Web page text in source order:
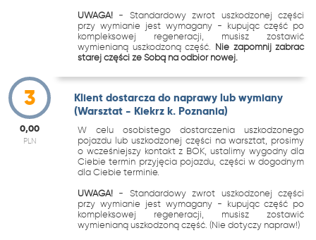
UWAGA! - Standardowy zwrot uszkodzonej części
przy wymianie jest wymagany - kupując część po
kompleksowej regeneracji, musisz zostawić
wymienianą uszkodzoną część. Nie zapomnij zabrać
starej części ze Sobą na odbiór nowej.
3
0,00
PLN
Klient dostarcza do naprawy lub wymiany
(Warsztat - Kiekrz k. Poznania)
W celu osobistego dostarczenia uszkodzonego
pojazdu lub uszkodzonej części na warsztat, prosimy
o wcześniejszy kontakt z BOK, ustalimy wygodny dla
Ciebie termin przyjęcia pojazdu, części w dogodnym
dla Ciebie terminie.
UWAGA! - Standardowy zwrot uszkodzonej części
przy wymianie jest wymagany - kupując część po
kompleksowej regeneracji, musisz zostawić
wymienianą uszkodzoną część. (Nie dotyczy napraw!)